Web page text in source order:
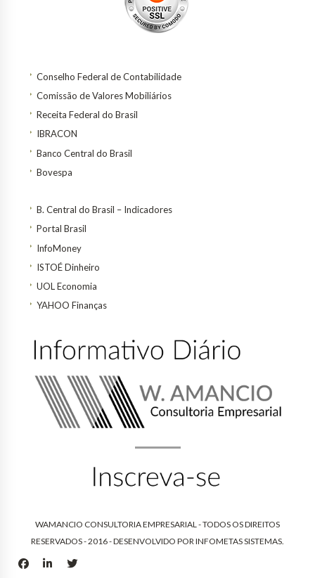
Conselho Federal de Contabilidade
Comissão de Valores Mobiliários
Receita Federal do Brasil
IBRACON
Banco Central do Brasil
Bovespa
B. Central do Brasil – Indicadores
Portal Brasil
InfoMoney
ISTOÉ Dinheiro
UOL Economia
YAHOO Finanças
WAMANCIO CONSULTORIA EMPRESARIAL - TODOS OS DIREITOS
RESERVADOS - 2016 - DESENVOLVIDO POR INFOMETAS SISTEMAS